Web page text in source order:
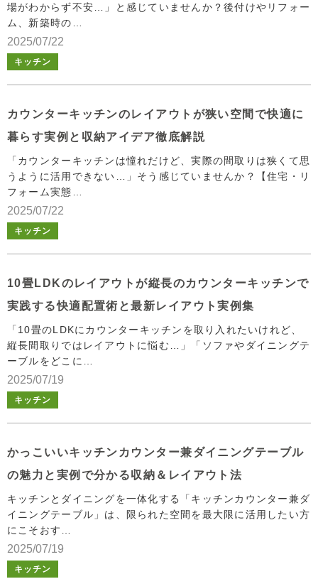
2025/07/22
キッチン
場がわからず不安…」と感じていませんか？後付けやリフォー
ム、新築時の…
2025/07/22
キッチン
カウンターキッチンのレイアウトが狭い空間で快適に
暮らす実例と収納アイデア徹底解説
「カウンターキッチンは憧れだけど、実際の間取りは狭くて思
うように活用できない…」そう感じていませんか？【住宅・リ
フォーム実態…
2025/07/19
キッチン
10畳LDKのレイアウトが縦長のカウンターキッチンで
実践する快適配置術と最新レイアウト実例集
「10畳のLDKにカウンターキッチンを取り入れたいけれど、
縦長間取りではレイアウトに悩む…」「ソファやダイニングテ
ーブルをどこに…
2025/07/19
キッチン
かっこいいキッチンカウンター兼ダイニングテーブル
の魅力と実例で分かる収納＆レイアウト法
キッチンとダイニングを一体化する「キッチンカウンター兼ダ
イニングテーブル」は、限られた空間を最大限に活用したい方
にこそおす…